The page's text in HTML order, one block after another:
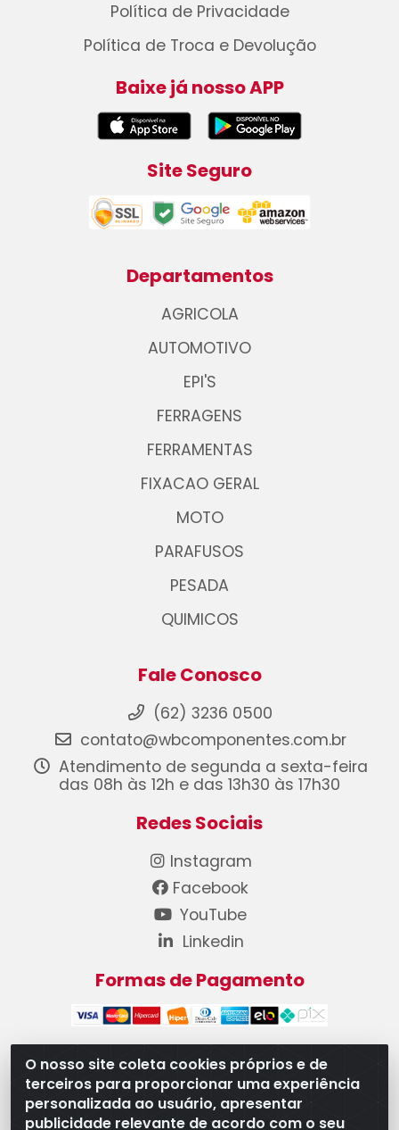
O nosso site coleta cookies próprios e de
terceiros para proporcionar uma experiência
personalizada ao usuário, apresentar
publicidade relevante de acordo com o seu
Política de Privacidade
Política de Troca e Devolução
Baixe já nosso APP
Site Seguro
Departamentos
AGRICOLA
AUTOMOTIVO
EPI'S
FERRAGENS
FERRAMENTAS
FIXACAO GERAL
MOTO
PARAFUSOS
PESADA
QUIMICOS
Fale Conosco
(62) 3236 0500
contato@wbcomponentes.com.br
Atendimento de segunda a sexta-feira
das 08h às 12h e das 13h30 às 17h30
Redes Sociais
Instagram
Facebook
YouTube
Linkedin
Formas de Pagamento
WB Componentes Automotivos LTDA - CNPJ
08.528.393/0001-12 - Rua do Níquel, 667 - Parque
Oeste Industrial, Goiânia/GO - CEP 74375-660